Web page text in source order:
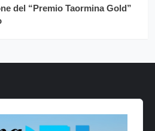
del “Premio Taormina Gold”